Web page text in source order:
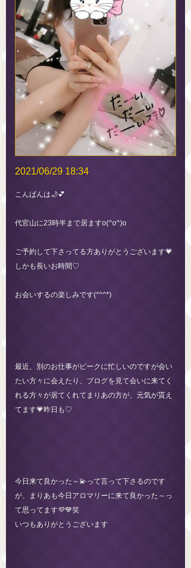
2021/06/29 18:34
こんばんは🌙💕
代官山に23時半まで居ますo(^o^)o
ご予約して下さってる方ありがとうございます💗
しかも長いお時間♡
お会いするの楽しみです(*^^*)
最近、別のお仕事がピークに忙しいのですが会い
たい方々に会えたり、ブログを見て会いに来てく
れる方々が居てくれてまりあの方が、元気が貰え
てます💗昨日も♡
今日来て良かった～💫って言って下さるのです
が、まりあも今日アロマリーに来て良かった～っ
て思ってます💜💙笑
いつもありがとうございます